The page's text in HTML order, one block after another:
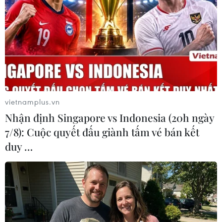
Đại học Hà Nội là cơ sở giảng dạy tiếng Nga có
chất lượng tốt; đồng thời mong muốn thời gian
tới, Đại học Hà Nội thúc đẩy hơn nữa hợp tác
với các trường đại học hàng đầu của
Kazakhstan; tăng cường trao đổi sinh viên thực
tập, chương trình đào tạo thạc sỹ, tiến sỹ.../.
vietnamplus.vn
Nhận định Singapore vs Indonesia (20h ngày
7/8): Cuộc quyết đấu giành tấm vé bán kết
duy …